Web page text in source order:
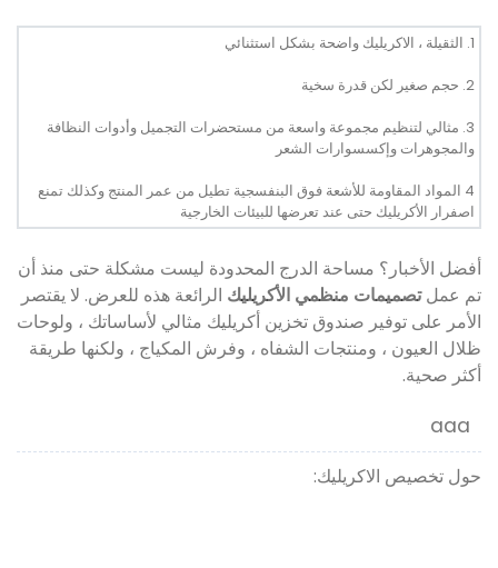
1. الثقيلة ، الاكريليك واضحة بشكل استثنائي
2. حجم صغير لكن قدرة سخية
3. مثالي لتنظيم مجموعة واسعة من مستحضرات التجميل وأدوات النظافة
والمجوهرات وإكسسوارات الشعر
4 المواد المقاومة للأشعة فوق البنفسجية تطيل من عمر المنتج وكذلك تمنع
اصفرار الأكريليك حتى عند تعرضها للبيئات الخارجية
أفضل الأخبار؟ مساحة الدرج المحدودة ليست مشكلة حتى منذ أن
تم عملتصميمات منظمي الأكريليك الرائعة هذه للعرض. لا يقتصر
الأمر على توفير صندوق تخزين أكريليك مثالي لأساساتك ، ولوحات
ظلال العيون ، ومنتجات الشفاه ، وفرش المكياج ، ولكنها طريقة
أكثر صحية.
aaa
حول تخصيص الاكريليك: